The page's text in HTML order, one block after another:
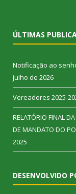
ÚLTIMAS
Notificação ao
julho de 2026
Vereadores 2025-
RELATÓRIO FINAL
DE MANDATO DO
2025
DESENVOLVIDO